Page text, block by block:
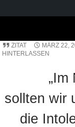
ZITAT
MÄRZ 22,
HINTERLASSEN
„Im
sollten wir
die